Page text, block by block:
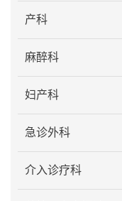
产科
麻醉科
妇产科
急诊外科
介入诊疗科